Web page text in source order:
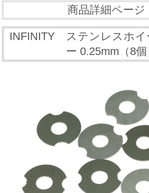
商品詳細ページ
INFINITY ステンレスホイ
ー 0.25mm（8個